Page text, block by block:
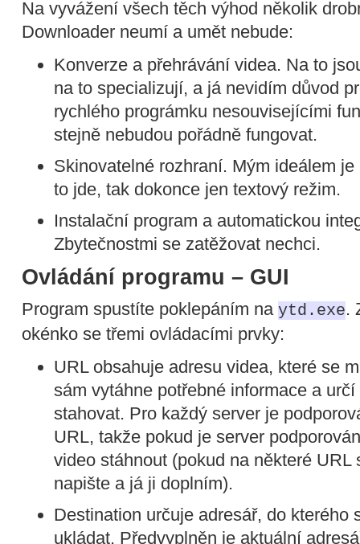
Na vyvážení všech těch výhod několik
Downloader neumí a umět nebude:
Konverze a přehrávání videa. Na to
na to specializují, a já nevidím důvod
rychlého prográmku nesouvisejícími
stejně nebudou pořádně fungovat.
Skinovatelné rozhraní. Mým ideálem
to jde, tak dokonce jen textový režim.
Instalační program a automatickou
Zbytečnostmi se zatěžovat nechci.
Ovládání programu – GUI
Program spustíte poklepáním na ytd.exe.
okénko se třemi ovládacími prvky:
URL obsahuje adresu videa, které se
sám vytáhne potřebné informace a
stahovat. Pro každý server je
URL, takže pokud je server
video stáhnout (pokud na některé URL
napište a já ji doplním).
Destination určuje adresář, do kterého
ukládat. Předvyplněn je aktuální